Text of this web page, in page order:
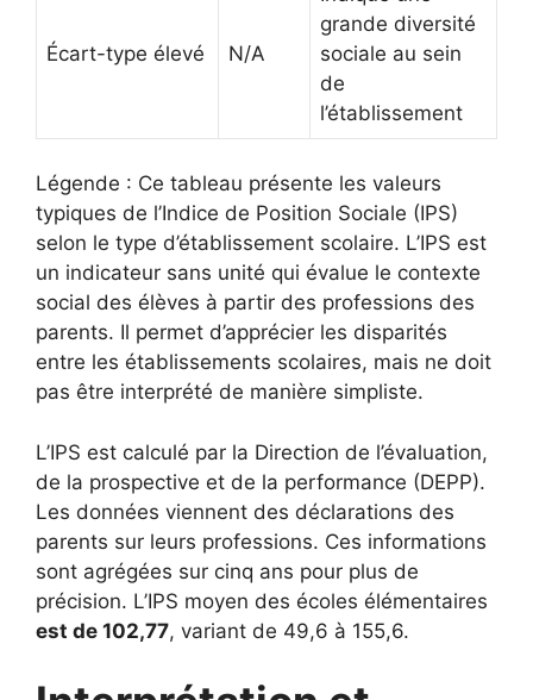
Écart-type élevé N/A
grande diversité
sociale au sein
de
l’établissement
Légende : Ce tableau présente les valeurs
typiques de l’Indice de Position Sociale (IPS)
selon le type d’établissement scolaire. L’IPS est
un indicateur sans unité qui évalue le contexte
social des élèves à partir des professions des
parents. Il permet d’apprécier les disparités
entre les établissements scolaires, mais ne doit
pas être interprété de manière simpliste.
L’IPS est calculé par la Direction de l’évaluation,
de la prospective et de la performance (DEPP).
Les données viennent des déclarations des
parents sur leurs professions. Ces informations
sont agrégées sur cinq ans pour plus de
précision. L’IPS moyen des écoles élémentaires
est de 102,77, variant de 49,6 à 155,6.